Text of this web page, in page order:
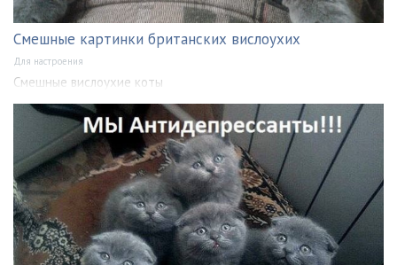
Смешные картинки британских вислоухих
Для настроения
Смешные вислоухие коты